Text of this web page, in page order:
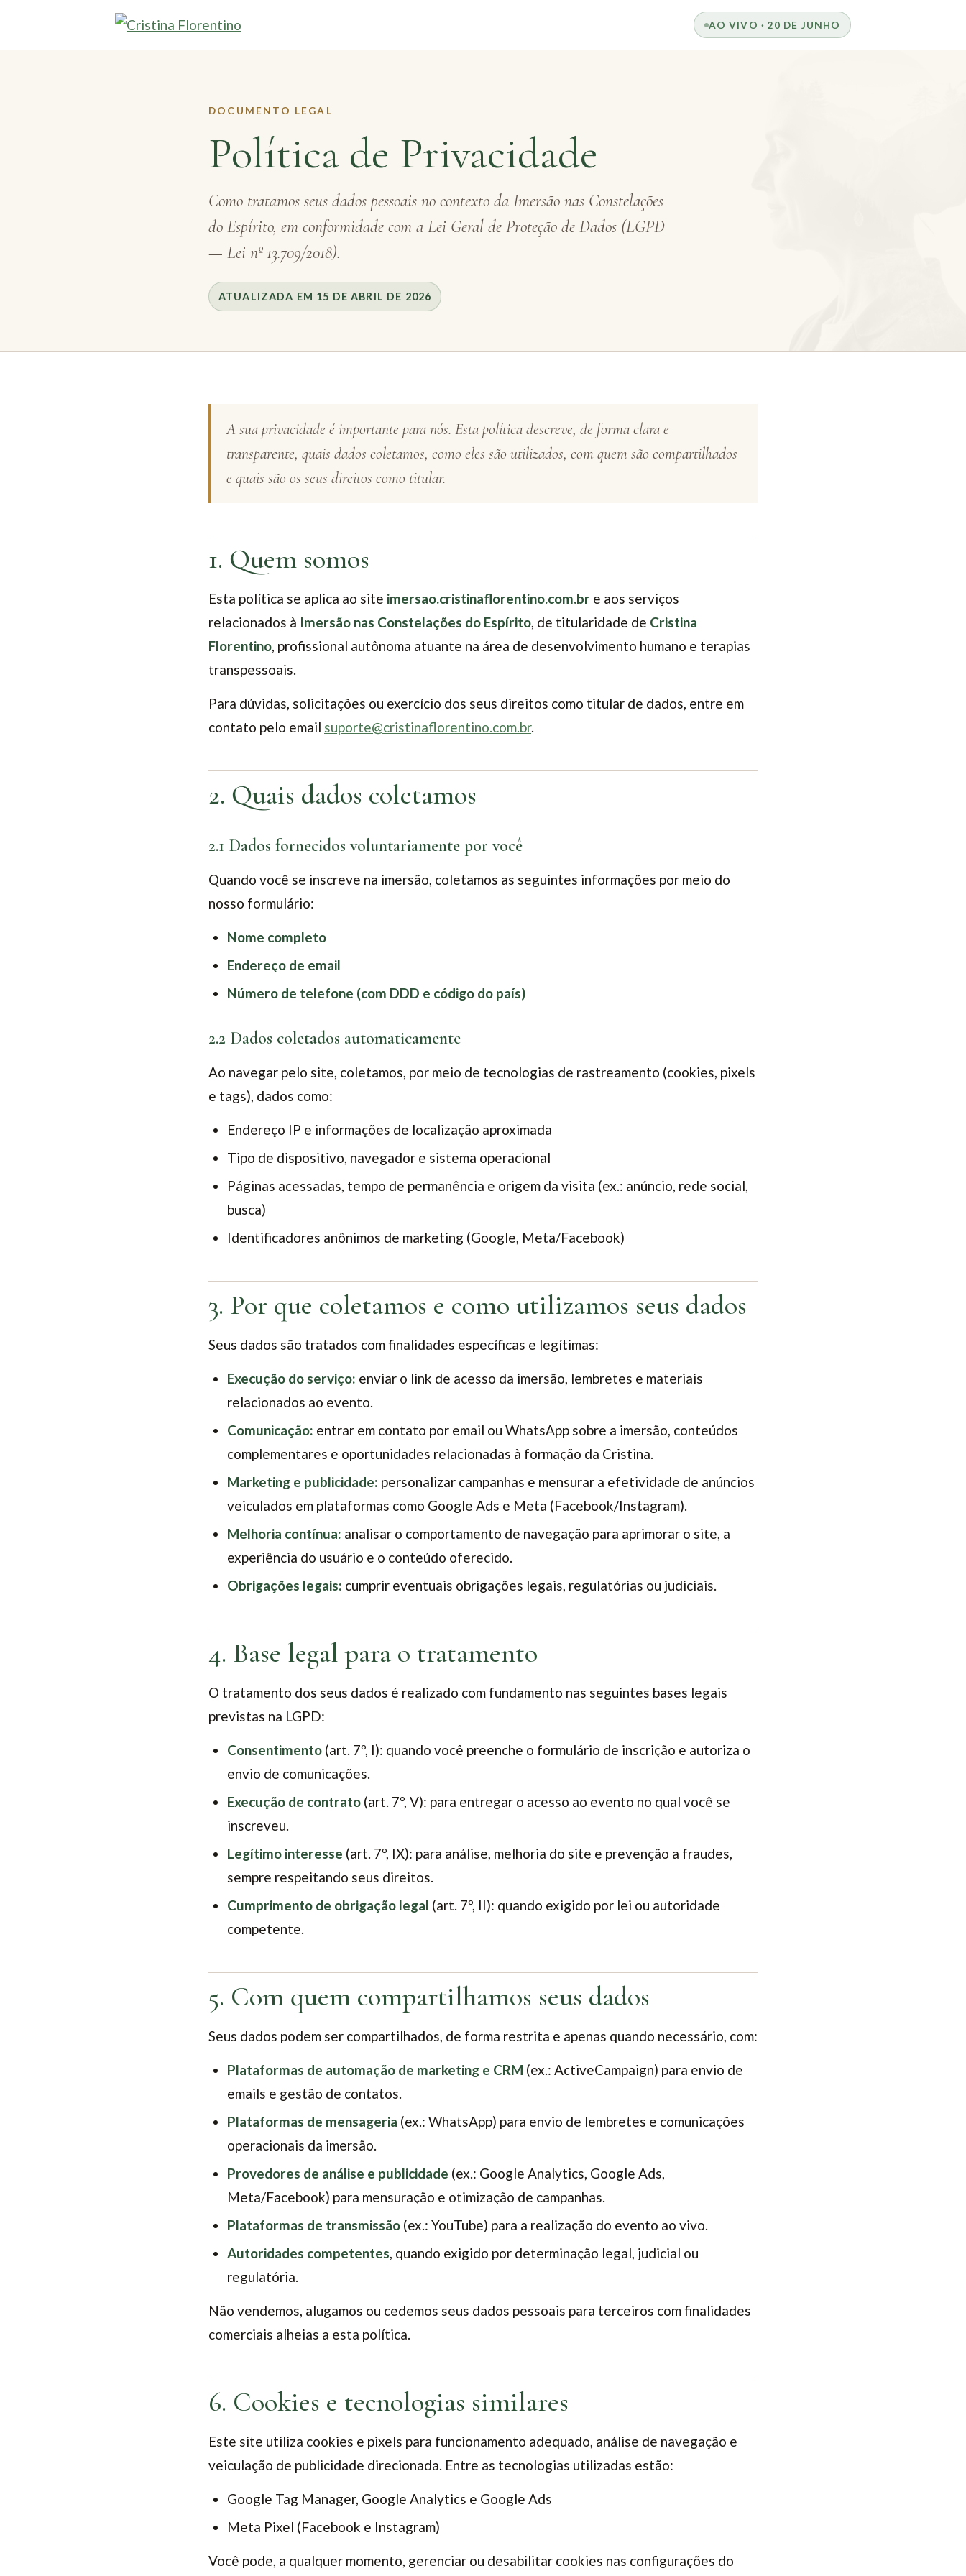
AO VIVO · 20 DE JUNHO
DOCUMENTO LEGAL
Política de Privacidade
Como tratamos seus dados pessoais no contexto da Imersão nas Constelações
do Espírito, em conformidade com a Lei Geral de Proteção de Dados (LGPD
— Lei nº 13.709/2018).
ATUALIZADA EM 15 DE ABRIL DE 2026
A sua privacidade é importante para nós. Esta política descreve, de forma clara e
transparente, quais dados coletamos, como eles são utilizados, com quem são compartilhados
e quais são os seus direitos como titular.
1. Quem somos
Esta política se aplica ao site imersao.cristinaflorentino.com.br e aos serviços
relacionados à Imersão nas Constelações do Espírito, de titularidade de Cristina
Florentino, profissional autônoma atuante na área de desenvolvimento humano e terapias
transpessoais.
Para dúvidas, solicitações ou exercício dos seus direitos como titular de dados, entre em
contato pelo email suporte@cristinaflorentino.com.br.
2. Quais dados coletamos
2.1 Dados fornecidos voluntariamente por você
Quando você se inscreve na imersão, coletamos as seguintes informações por meio do
nosso formulário:
Nome completo
Endereço de email
Número de telefone (com DDD e código do país)
2.2 Dados coletados automaticamente
Ao navegar pelo site, coletamos, por meio de tecnologias de rastreamento (cookies, pixels
e tags), dados como:
Endereço IP e informações de localização aproximada
Tipo de dispositivo, navegador e sistema operacional
Páginas acessadas, tempo de permanência e origem da visita (ex.: anúncio, rede social,
busca)
Identificadores anônimos de marketing (Google, Meta/Facebook)
3. Por que coletamos e como utilizamos seus dados
Seus dados são tratados com finalidades específicas e legítimas:
Execução do serviço: enviar o link de acesso da imersão, lembretes e materiais
relacionados ao evento.
Comunicação: entrar em contato por email ou WhatsApp sobre a imersão, conteúdos
complementares e oportunidades relacionadas à formação da Cristina.
Marketing e publicidade: personalizar campanhas e mensurar a efetividade de anúncios
veiculados em plataformas como Google Ads e Meta (Facebook/Instagram).
Melhoria contínua: analisar o comportamento de navegação para aprimorar o site, a
experiência do usuário e o conteúdo oferecido.
Obrigações legais: cumprir eventuais obrigações legais, regulatórias ou judiciais.
4. Base legal para o tratamento
O tratamento dos seus dados é realizado com fundamento nas seguintes bases legais
previstas na LGPD:
Consentimento (art. 7º, I): quando você preenche o formulário de inscrição e autoriza o
envio de comunicações.
Execução de contrato (art. 7º, V): para entregar o acesso ao evento no qual você se
inscreveu.
Legítimo interesse (art. 7º, IX): para análise, melhoria do site e prevenção a fraudes,
sempre respeitando seus direitos.
Cumprimento de obrigação legal (art. 7º, II): quando exigido por lei ou autoridade
competente.
5. Com quem compartilhamos seus dados
Seus dados podem ser compartilhados, de forma restrita e apenas quando necessário, com:
Plataformas de automação de marketing e CRM (ex.: ActiveCampaign) para envio de
emails e gestão de contatos.
Plataformas de mensageria (ex.: WhatsApp) para envio de lembretes e comunicações
operacionais da imersão.
Provedores de análise e publicidade (ex.: Google Analytics, Google Ads,
Meta/Facebook) para mensuração e otimização de campanhas.
Plataformas de transmissão (ex.: YouTube) para a realização do evento ao vivo.
Autoridades competentes, quando exigido por determinação legal, judicial ou
regulatória.
Não vendemos, alugamos ou cedemos seus dados pessoais para terceiros com finalidades
comerciais alheias a esta política.
6. Cookies e tecnologias similares
Este site utiliza cookies e pixels para funcionamento adequado, análise de navegação e
veiculação de publicidade direcionada. Entre as tecnologias utilizadas estão:
Google Tag Manager, Google Analytics e Google Ads
Meta Pixel (Facebook e Instagram)
Você pode, a qualquer momento, gerenciar ou desabilitar cookies nas configurações do